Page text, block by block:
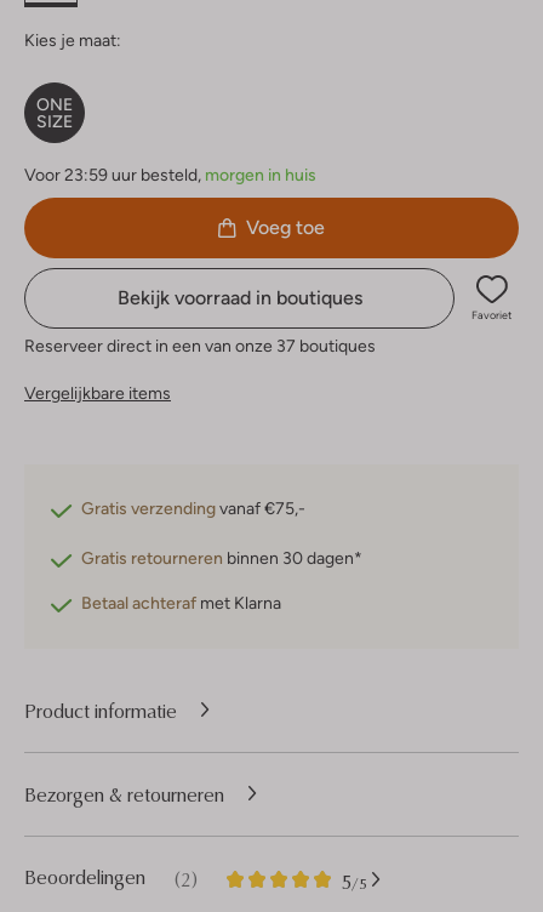
Kies je maat:
ONE
SIZE
Voor 23:59 uur besteld, morgen in huis
Voeg toe
Bekijk voorraad in boutiques
Favoriet
Reserveer direct in een van onze 37 boutiques
Vergelijkbare items
Gratis verzendingvanaf €75,-
Gratis retourneren binnen 30 dagen*
Betaal achteraf met Klarna
Product informatie
Beoordelingen (2) 5/5
2
5
Bezorgen & retourneren